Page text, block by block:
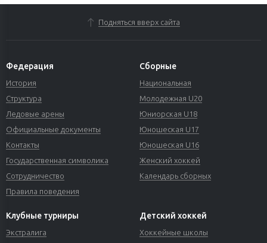
Подняться вверх сайта
Федерация
История
Структура
Ледовые арены
Официальные документы
Контакты
Государственная символика
Сотрудничество
Правила поведения
Сборные
Национальная
Молодежная U20
Юниорская U18
Юношеская U17
Юношеская U16
Женский хоккей
Календарь сборных
Клубные турниры
Экстралига
Детский хоккей
Хоккейные школы